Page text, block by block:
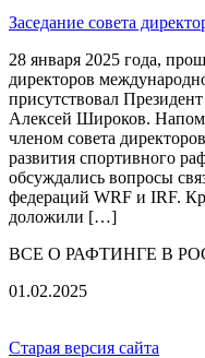
Заседание совета
28 января 2025 года,
директоров
присутствовал
Алексей Широков.
членом совета
развития спортивного
обсуждались вопросы
федераций WRF и IRF.
доложили […]
ВСЕ О РАФТИНГЕ В
01.02.2025
Старая версия сайта